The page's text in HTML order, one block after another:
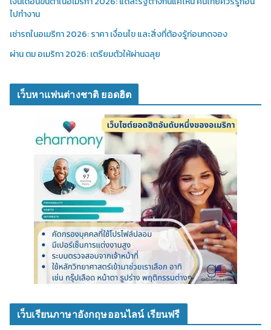
ไปทำงาน
เช่ารถในอเมริกา 2026: ราคา เงื่อนไข และสิ่งที่ต้องรู้ก่อนกดจอง
ผ่าน ตม อเมริกา 2026: เตรียมตัวให้ผ่านฉลุย
เว็บหาแฟนต่างชาติ ยอดฮิต
เว็บเรียนภาษาอังกฤษออนไลน์ เรียนฟรี